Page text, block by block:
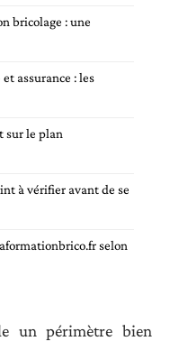
bricolage : une
assurance : les
sur le plan
à vérifier avant de se
selon
un périmètre bien